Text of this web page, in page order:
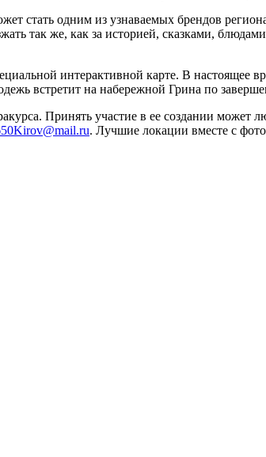
стать одним из узнаваемых брендов
так же, как за историей, сказками,
интерактивной карте. В настоящее
встретит на набережной Грина по
Принять участие в ее создании
. Лучшие локации вместе с фото